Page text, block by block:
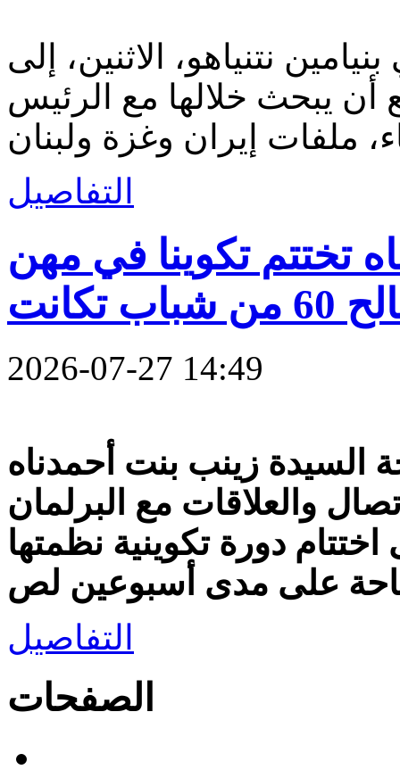
نتنياهو، الاثنين، إلى
أن يبحث خلالها مع الرئيس
التفاصيل
تختتم تكوينا في مهن
2026-07-27 14:49
السيدة زينب بنت أحمدناه
والعلاقات مع البرلمان
دورة تكوينية نظمتها
على مدى أسبوعين لص
التفاصيل
الصفحات